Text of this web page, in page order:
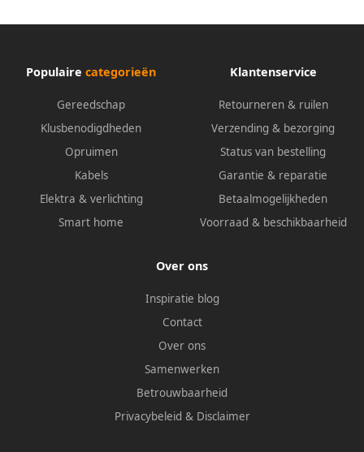
Populaire categorieën
Gereedschap
Klusbenodigdheden
Opruimen
Kabels
Elektra & verlichting
Smart home
Klantenservice
Retourneren & ruilen
Verzending & bezorging
Status van bestelling
Garantie & reparatie
Betaalmogelijkheden
Voorraad & beschikbaarheid
Over ons
Inspiratie blog
Contact
Over ons
Samenwerken
Betrouwbaarheid
Privacybeleid & Disclaimer